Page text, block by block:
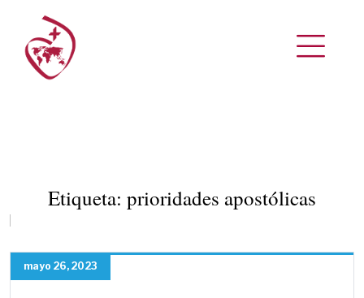
Etiqueta: prioridades apostólicas
mayo 26, 2023